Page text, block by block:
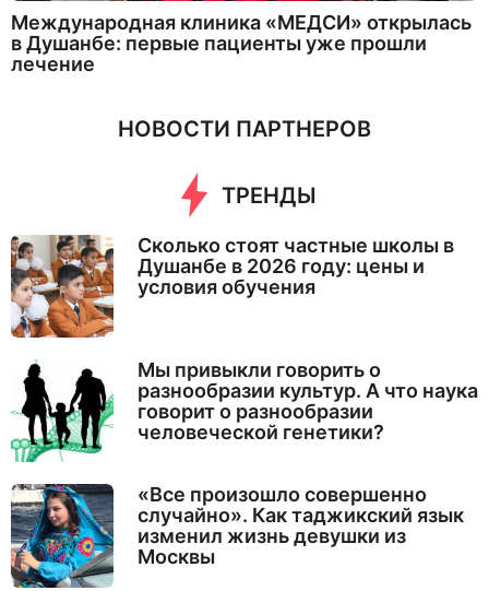
Международная клиника «МЕДСИ» открылась
в Душанбе: первые пациенты уже прошли
лечение
НОВОСТИ ПАРТНЕРОВ
ТРЕНДЫ
Сколько стоят частные школы в
Душанбе в 2026 году: цены и
условия обучения
Мы привыкли говорить о
разнообразии культур. А что наука
говорит о разнообразии
человеческой генетики?
«Все произошло совершенно
случайно». Как таджикский язык
изменил жизнь девушки из
Москвы